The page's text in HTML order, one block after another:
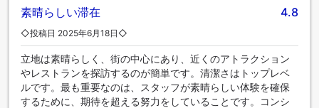
素晴らしい滞在 4.8
◇投稿日 2025年6月18日◇
立地は素晴らしく、街の中心にあり、近くのアトラクション
やレストランを探訪するのが簡単です。清潔さはトップレベ
ルです。最も重要なのは、スタッフが素晴らしい体験を確保
するために、期待を超える努力をしていることです。コンシ